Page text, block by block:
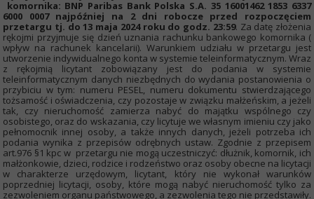
komornika: BNP Paribas Bank Polska S.A. 35 16001462 1853 6337
6000 0007 najpóźniej na 2 dni robocze przed rozpoczęciem
przetargu tj. do 13 maja 2024 roku do godz. 23:59. Za datę złożenia
rękojmi przyjmuje się dzień uznania rachunku bankowego komornika (
wpływ na rachunek kancelarii). Warunkiem udziału w przetargu jest
utworzenie indywidualnego konta w systemie teleinformatycznym. Wraz
z rękojmią licytant zobowiązany jest do podania w systemie
teleinformatycznym danych niezbędnych do wydania postanowienia o
przybiciu w tym: numeru PESEL, numeru dokumentu stwierdzającego
tożsamość i oświadczenia, czy pozostaje w związku małżeńskim, a jeżeli
tak, czy nieruchomość zamierza nabyć do majątku wspólnego czy
osobistego, oraz do wskazania, czy licytuje we własnym imieniu czy jako
pełnomocnik innej osoby, a także innych danych, jeżeli potrzeba ich
podania wynika z przepisów odrębnych ustaw. Zgodnie z przepisem
art.976 §1 kpc w przetargu nie mogą uczestniczyć: dłużnik, komornik, ich
małżonkowie, dzieci, rodzice i rodzeństwo oraz osoby obecne na licytacji
w charakterze urzędowym, licytant, który nie wykonał warunków
poprzedniej licytacji, osoby, które mogą nabyć nieruchomość tylko za
zezwoleniem organu państwowego, a zezwolenia tego nie przedstawiły.